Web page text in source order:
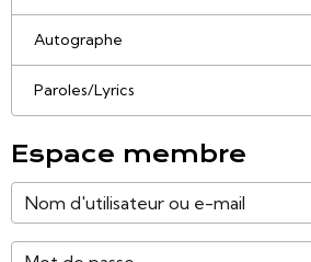
Autographe
Paroles/Lyrics
Espace membre